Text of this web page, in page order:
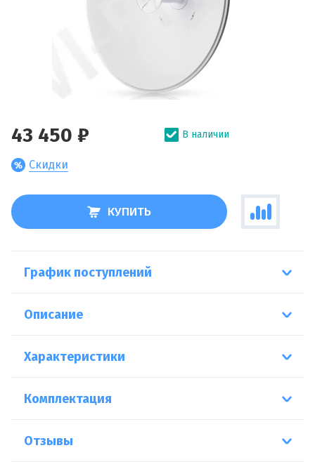
43 450 ₽
Скидки
В наличии
КУПИТЬ
График поступлений
Описание
Характеристики
Комплектация
Отзывы